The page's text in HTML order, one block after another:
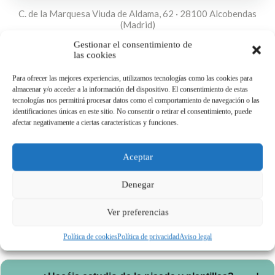
Gestionar el consentimiento de
las cookies
Para ofrecer las mejores experiencias, utilizamos tecnologías como las cookies para
almacenar y/o acceder a la información del dispositivo. El consentimiento de estas
tecnologías nos permitirá procesar datos como el comportamiento de navegación o las
identificaciones únicas en este sitio. No consentir o retirar el consentimiento, puede
afectar negativamente a ciertas características y funciones.
Aceptar
Denegar
Ver preferencias
Política de cookiesPolítica de privacidadAviso legal
C. de la Marquesa Viuda de Aldama, 62 · 28100 Alcobendas
(Madrid)
Cómo llegar
Preguntas frecuentes
C. Marquesa Viuda de Aldama, 62 — Alcobendas, a pocos
minutos del metro Marqués de la Valdavia.
Por teléfono, WhatsApp, email o el formulario de esta página.
¿Atendéis pacientes de Sanse y La
Moraleja?